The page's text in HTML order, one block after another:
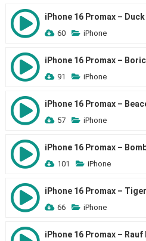
iPhone 16 Promax – Duck
60 iPhone
iPhone 16 Promax –
91 iPhone
iPhone 16 Promax –
57 iPhone
iPhone 16 Promax –
101 iPhone
iPhone 16 Promax –
66 iPhone
iPhone 16 Promax –